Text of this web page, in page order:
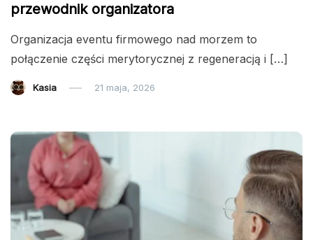
przewodnik organizatora
Organizacja eventu firmowego nad morzem to
połączenie części merytorycznej z regeneracją i […]
Kasia 21 maja, 2026